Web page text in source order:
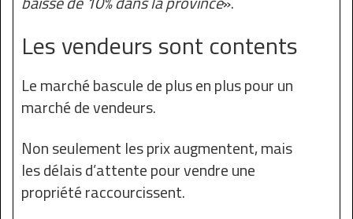
Les vendeurs sont contents
Le marché bascule de plus en plus pour un
marché de vendeurs.
Non seulement les prix augmentent, mais
les délais d’attente pour vendre une
propriété raccourcissent.